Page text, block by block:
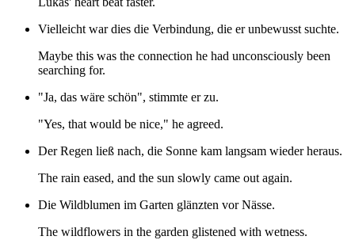
Vielleicht war dies die Verbindung, die er unbewusst suchte.
Maybe this was the connection he had unconsciously been
searching for.
"Ja, das wäre schön", stimmte er zu.
"Yes, that would be nice," he agreed.
Der Regen ließ nach, die Sonne kam langsam wieder heraus.
The rain eased, and the sun slowly came out again.
Die Wildblumen im Garten glänzten vor Nässe.
The wildflowers in the garden glistened with wetness.